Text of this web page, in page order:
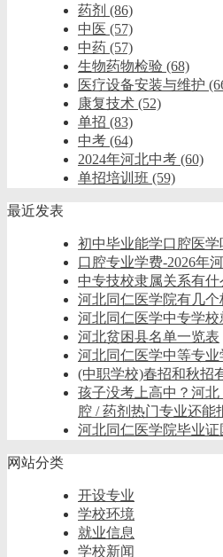
药剂 (86)
中医 (57)
中药 (57)
生物药物检验 (68)
医疗设备安装与维护
康复技术 (52)
单招 (83)
中考 (64)
2024年河北中考 (60)
单招培训班 (59)
最近发表
初中毕业能学口腔医学
口腔专业学费-2026年
中专技校隶属关系有什
河北同仁医学院有几个
河北同仁医学中专学校
河北贫困县名单一览表
河北同仁医学中等专
(中职学校)春招和秋招
孩子没考上高中？河北
腔 / 药剂热门专业还能
河北同仁医学院毕业证
网站分类
开设专业
学校环境
就业信息
学校新闻